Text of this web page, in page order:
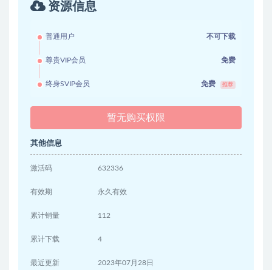
资源信息
普通用户 不可下载
尊贵VIP会员 免费
终身SVIP会员 免费 推荐
暂无购买权限
其他信息
激活码 632336
有效期 永久有效
累计销量 112
累计下载 4
最近更新 2023年07月28日